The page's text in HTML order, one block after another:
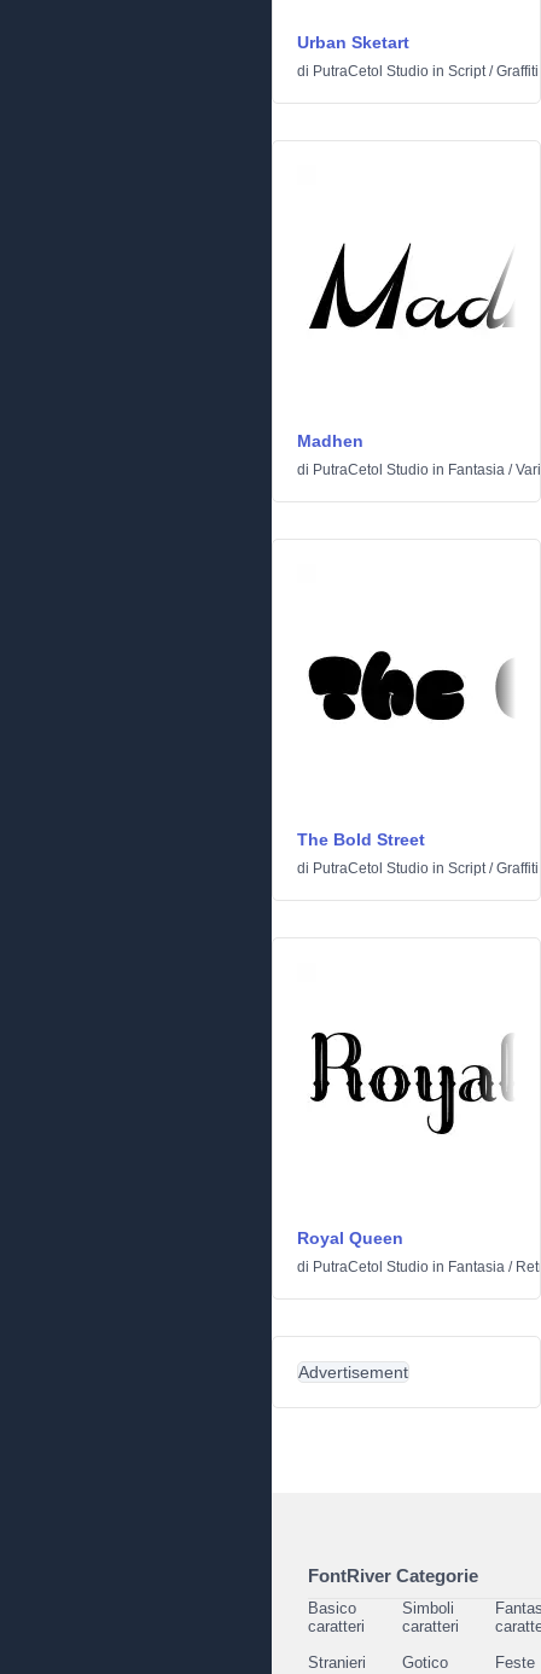
Urban Sketart
di PutraCetol Studio in Script/Graffiti
Madhen
di PutraCetol Studio in Fantasia /
The Bold Street
di PutraCetol Studio in Script/Graffiti
Royal Queen
di PutraCetol Studio in Fantasia /
Advertisement
FontRiver Categorie
Basico
caratteri
Simboli
caratteri
Stranieri
Gotico
Feste